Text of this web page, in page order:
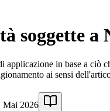
soggette a
in base a ciò
ai sensi
Mai 2026